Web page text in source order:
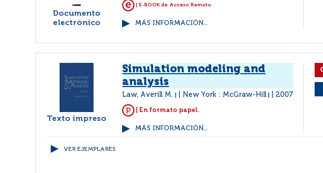
Documento
electrónico
| E-BOOK de Acceso Remoto
MÁS INFORMACIÓN...
Texto impreso
Simulation modeling and
analysis
Law, Averill M. New York : McGraw-Hill 2007
| En formato papel.
MÁS INFORMACIÓN...
VER EJEMPLARES